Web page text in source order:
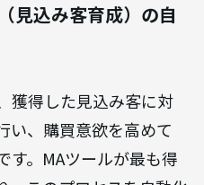
見込み客育成）の自
獲得した見込み客に対
い、購買意欲を高めて
す。MAツールが最も得